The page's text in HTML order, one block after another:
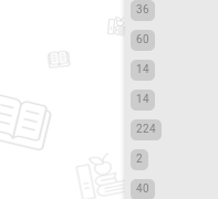
36
60
14
14
224
2
40